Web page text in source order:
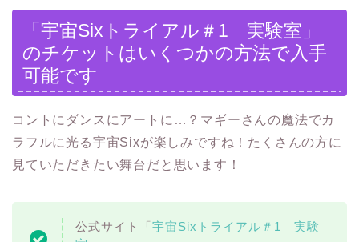
「宇宙Sixトライアル＃1 実験室」
のチケットはいくつかの方法で入手
可能です
コントにダンスにアートに…？マギーさんの魔法でカ
ラフルに光る宇宙Sixが楽しみですね！たくさんの方に
見ていただきたい舞台だと思います！
公式サイト「宇宙Sixトライアル＃1 実験